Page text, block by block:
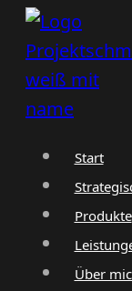
Zum
Inhalt
springen
Start
Produkte
Über